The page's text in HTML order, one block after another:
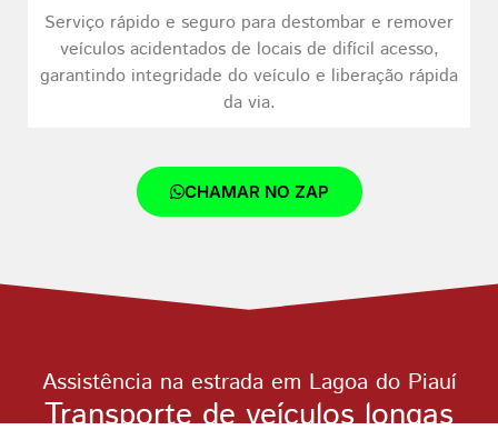
Serviço rápido e seguro para destombar e remover
veículos acidentados de locais de difícil acesso,
garantindo integridade do veículo e liberação rápida
da via.
CHAMAR NO ZAP
Assistência na estrada em Lagoa do Piauí
Transporte de veículos longas